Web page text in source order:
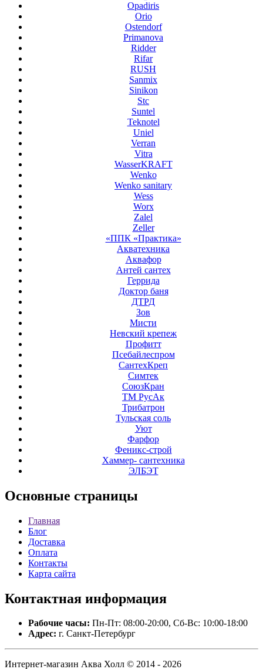
Opadiris
Orio
Ostendorf
Primanova
Ridder
Rifar
RUSH
Sanmix
Sinikon
Stc
Suntel
Teknotel
Uniel
Verran
Vitra
WasserKRAFT
Wenko
Wenko sanitary
Wess
Worx
Zalel
Zeller
«ППК «Практика»
Акватехника
Аквафор
Антей сантех
Геррида
Доктор баня
ДТРД
Зов
Мисти
Невский крепеж
Профитт
Псебайлеспром
СантехКреп
Симтек
СоюзКран
ТМ РусАк
Трибатрон
Тульская соль
Уют
Фарфор
Феникс-строй
Хаммер- сантехника
ЭЛБЭТ
Основные страницы
Главная
Блог
Доставка
Оплата
Контакты
Карта сайта
Контактная информация
Рабочие часы: Пн-Пт: 08:00-20:00, Сб-Вс: 10:00-18:00
Адрес: г. Санкт-Петербург
Интернет-магазин Аква Холл © 2014 - 2026